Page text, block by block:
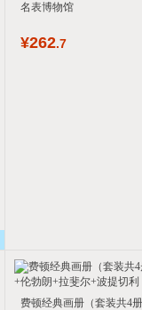
名表博物馆
¥262.7
费顿经典画册（套装共4